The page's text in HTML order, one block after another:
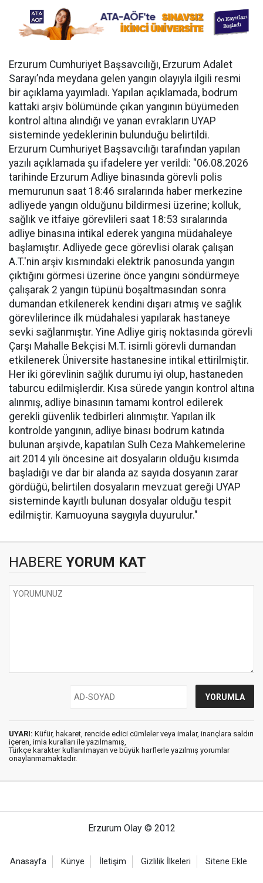
Erzurum Cumhuriyet Başsavcılığı, Erzurum Adalet
Sarayı’nda meydana gelen yangın olayıyla ilgili resmi
bir açıklama yayımladı. Yapılan açıklamada, bodrum
kattaki arşiv bölümünde çıkan yangının büyümeden
kontrol altına alındığı ve yanan evrakların UYAP
sisteminde yedeklerinin bulunduğu belirtildi.
Erzurum Cumhuriyet Başsavcılığı tarafından yapılan
yazılı açıklamada şu ifadelere yer verildi: "06.08.2026
tarihinde Erzurum Adliye binasında görevli polis
memurunun saat 18:46 sıralarında haber merkezine
adliyede yangın olduğunu bildirmesi üzerine; kolluk,
sağlık ve itfaiye görevlileri saat 18:53 sıralarında
adliye binasına intikal ederek yangına müdahaleye
başlamıştır. Adliyede gece görevlisi olarak çalışan
A.T.'nin arşiv kısmındaki elektrik panosunda yangın
çıktığını görmesi üzerine önce yangını söndürmeye
çalışarak 2 yangın tüpünü boşaltmasından sonra
dumandan etkilenerek kendini dışarı atmış ve sağlık
görevlilerince ilk müdahalesi yapılarak hastaneye
sevki sağlanmıştır. Yine Adliye giriş noktasında görevli
Çarşı Mahalle Bekçisi M.T. isimli görevli dumandan
etkilenerek Üniversite hastanesine intikal ettirilmiştir.
Her iki görevlinin sağlık durumu iyi olup, hastaneden
taburcu edilmişlerdir. Kısa sürede yangın kontrol altına
alınmış, adliye binasının tamamı kontrol edilerek
gerekli güvenlik tedbirleri alınmıştır. Yapılan ilk
kontrolde yangının, adliye binası bodrum katında
bulunan arşivde, kapatılan Sulh Ceza Mahkemelerine
ait 2014 yılı öncesine ait dosyaların olduğu kısımda
başladığı ve dar bir alanda az sayıda dosyanın zarar
gördüğü, belirtilen dosyaların mevzuat gereği UYAP
sisteminde kayıtlı bulunan dosyalar olduğu tespit
edilmiştir. Kamuoyuna saygıyla duyurulur."
HABERE YORUM KAT
UYARI: Küfür, hakaret, rencide edici cümleler veya imalar, inançlara saldırı
içeren, imla kuralları ile yazılmamış,
Türkçe karakter kullanılmayan ve büyük harflerle yazılmış yorumlar
onaylanmamaktadır.
Erzurum Olay © 2012
Anasayfa Künye İletişim Gizlilik İlkeleri Sitene Ekle